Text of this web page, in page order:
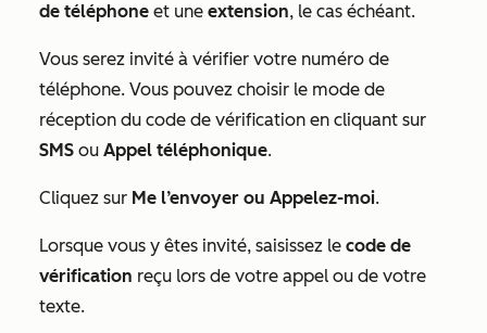
de téléphone et une extension, le cas échéant.
Vous serez invité à vérifier votre numéro de
téléphone. Vous pouvez choisir le mode de
réception du code de vérification en cliquant sur
SMS ou Appel téléphonique.
Cliquez sur Me l’envoyer ou Appelez-moi.
Lorsque vous y êtes invité, saisissez le code de
vérification reçu lors de votre appel ou de votre
texte.